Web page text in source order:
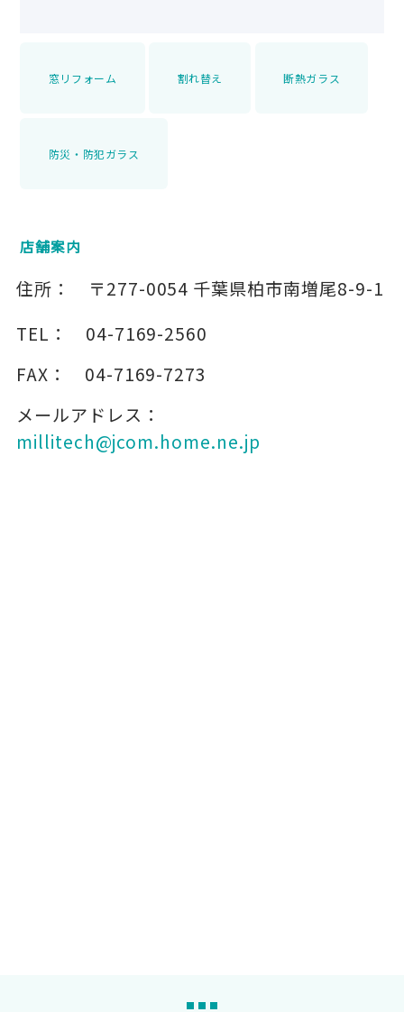
窓リフォーム 割れ替え 断熱ガラス
防災・防犯ガラス
店舗案内
住所： 〒277-0054 千葉県柏市南増尾8-9-1
TEL：
04-7169-2560
FAX：
04-7169-7273
メールアドレス：
millitech@jcom.home.ne.jp